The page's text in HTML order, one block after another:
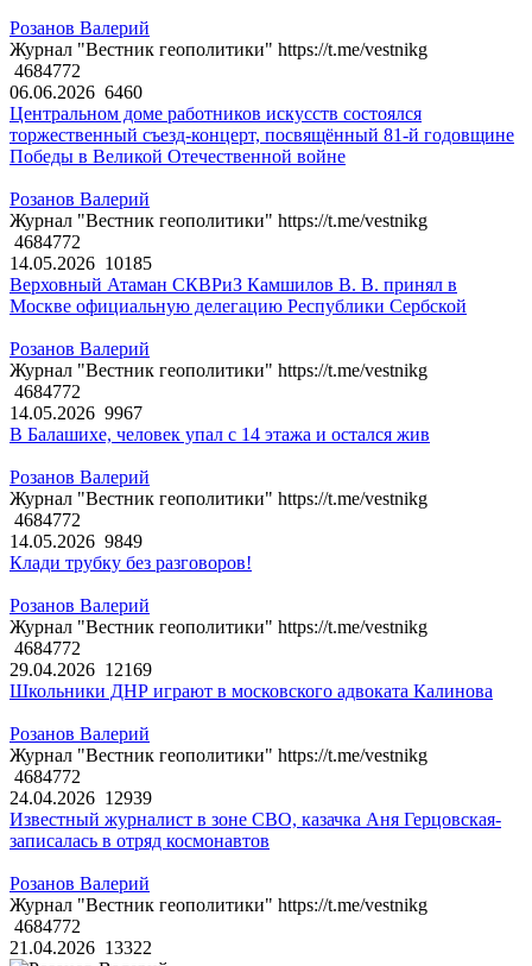
Розанов Валерий
Журнал "Вестник геополитики" https://t.me/vestnikg
4684772
06.06.2026 6460
Центральном доме работников искусств состоялся
торжественный съезд-концерт, посвящённый 81-й годовщине
Победы в Великой Отечественной войне
Розанов Валерий
Журнал "Вестник геополитики" https://t.me/vestnikg
4684772
14.05.2026 10185
Верховный Атаман СКВРиЗ Камшилов В. В. принял в
Москве официальную делегацию Республики Сербской
Розанов Валерий
Журнал "Вестник геополитики" https://t.me/vestnikg
4684772
14.05.2026 9967
В Балашихе, человек упал с 14 этажа и остался жив
Розанов Валерий
Журнал "Вестник геополитики" https://t.me/vestnikg
4684772
14.05.2026 9849
Клади трубку без разговоров!
Розанов Валерий
Журнал "Вестник геополитики" https://t.me/vestnikg
4684772
29.04.2026 12169
Школьники ДНР играют в московского адвоката Калинова
Розанов Валерий
Журнал "Вестник геополитики" https://t.me/vestnikg
4684772
24.04.2026 12939
Известный журналист в зоне СВО, казачка Аня Герцовская-
записалась в отряд космонавтов
Розанов Валерий
Журнал "Вестник геополитики" https://t.me/vestnikg
4684772
21.04.2026 13322